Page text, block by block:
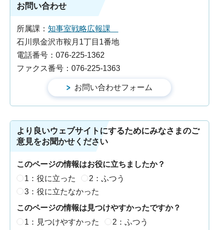
お問い合わせ
所属課： 知事室戦略広報課
石川県金沢市鞍月1丁目1番地
電話番号：076-225-1362
ファクス番号：076-225-1363
より良いウェブサイトにするためにみなさまのご
意見をお聞かせください
このページの情報はお役に立ちましたか？
1：役に立った
2：ふつう
3：役に立たなかった
このページの情報は見つけやすかったですか？
1：見つけやすかった
2：ふつう